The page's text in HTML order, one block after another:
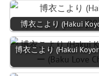
博衣こより (Hakui
博衣こより (Hakui